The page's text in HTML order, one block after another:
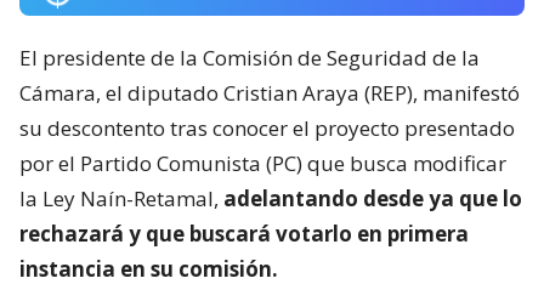
El presidente de la Comisión de Seguridad de la
Cámara, el diputado Cristian Araya (REP), manifestó
su descontento tras conocer el proyecto presentado
por el Partido Comunista (PC) que busca modificar
la Ley Naín-Retamal, adelantando desde ya que lo
rechazará y que buscará votarlo en primera
instancia en su comisión.